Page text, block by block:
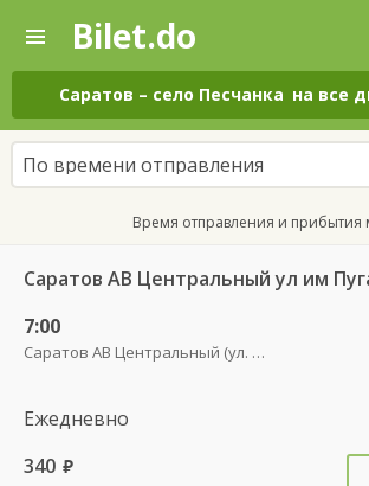
—
Поиск
и
покупка
билетов
на
автобус
онлайн
Bilet.do
Саратов – село Песчанка на все
По времени отправления
Время отправления и прибытия
7:00
Саратов АВ Центральный (ул. им. Пугачева, 179 А)
Ежедневно
340 руб.